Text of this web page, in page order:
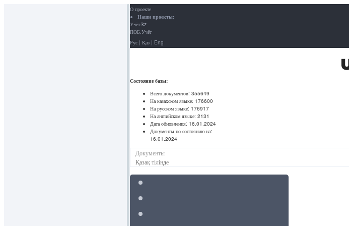
О проекте
Наши проекты:
Учёт.kz
ПОБ.Учёт
Рус | Қаз | Eng
Состояние базы:
Всего документов: 355649
На казахском языке: 176600
На русском языке: 176917
На английском языке: 2131
Дата обновления: 16.01.2024
Документы по состоянию на:
16.01.2024
Документы
Қазақ тілінде